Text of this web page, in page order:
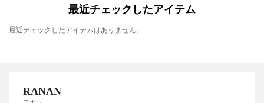
最近チェックしたアイテム
最近チェックしたアイテムはありません。
RANAN